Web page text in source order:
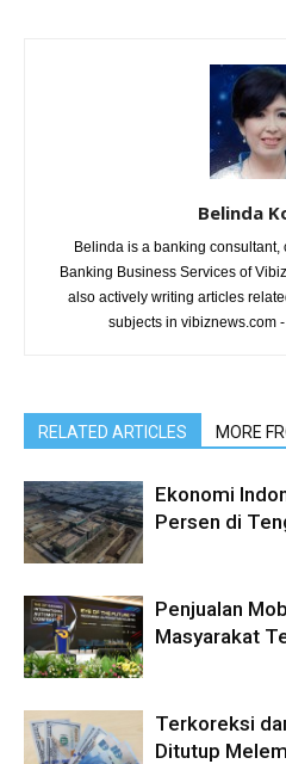
Belinda
Belinda is a banking consultant,
Banking Business Services of
also actively writing articles
subjects in vibiznews.com
RELATED ARTICLES MORE
Ekonomi
Persen di
Penjualan
Masyarakat
Terkoreksi
Ditutup